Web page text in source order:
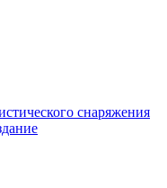
снаряжения